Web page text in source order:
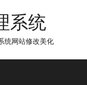
系统
统网站修改美化